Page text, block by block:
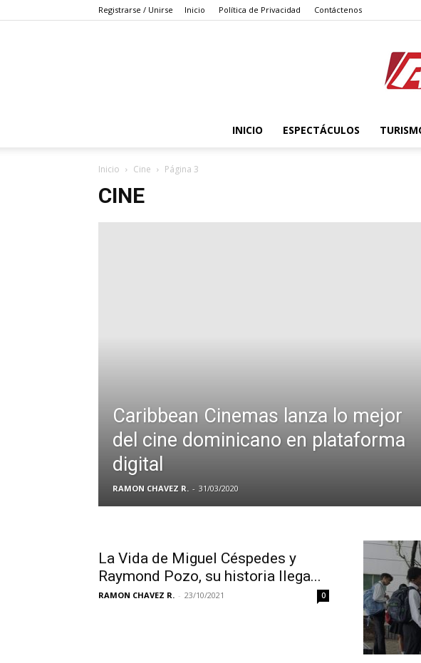
Registrarse / Unirse Inicio Política de Privacidad Contáctenos
INICIO ESPECTÁCULOS
Inicio Cine Página 3
CINE
Caribbean Cinemas lanza lo mejor
del cine dominicano en plataforma
digital
RAMON CHAVEZ R. - 31/03/2020
La Vida de Miguel Céspedes y
Raymond Pozo, su historia llega...
RAMON CHAVEZ R. - 23/10/2021 0